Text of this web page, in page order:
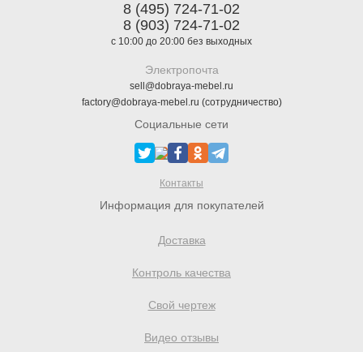
8 (495) 724-71-02
8 (903) 724-71-02
с 10:00 до 20:00 без выходных
Электропочта
sell@dobraya-mebel.ru
factory@dobraya-mebel.ru (сотрудничество)
Социальные сети
Контакты
Информация для покупателей
Доставка
Контроль качества
Свой чертеж
Видео отзывы